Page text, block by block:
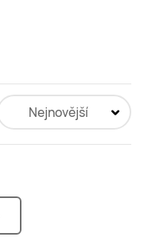
Nejnovější